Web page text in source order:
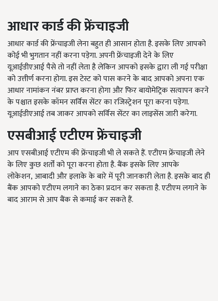
आधार कार्ड की फ्रेंचाइजी
आधार कार्ड की फ्रेंचाइजी लेना बहुत ही आसान होता है. इसके लिए आपको
कोई भी भुगतान नहीं करना पड़ेगा. अपनी फ्रेंचाइजी देने के लिए
यूआईडीएआई पैसे तो नहीं लेता है लेकिन आपको इसके द्वारा ली गई परीक्षा
को उत्तीर्ण करना होगा. इस टेस्ट को पास करने के बाद आपको अपना एक
आधार नामांकन नंबर प्राप्त करना होगा और फिर बायोमेट्रिक सत्यापन करने
के पश्चात इसके कॉमन सर्विस सेंटर का रजिस्ट्रेशन पूरा करना पड़ेगा.
यूआईडीएआई तब जाकर आपको सर्विस सेंटर का लाइसेंस जारी करेगा.
एसबीआई एटीएम फ्रेंचाइजी
आप एसबीआई एटीएम की फ्रेंचाइजी भी ले सकते हैं. एटीएम फ्रेंचाइजी लेने
के लिए कुछ शर्तों को पूरा करना होता है. बैंक इसके लिए आपके
लोकेशन,आबादी और इलाके के बारे में पूरी जानकारी लेता है. इसके बाद ही
बैंक आपको एटीएम लगाने का ठेका प्रदान कर सकता है. एटीएम लगाने के
बाद आराम से आप बैंक से कमाई कर सकते हैं.